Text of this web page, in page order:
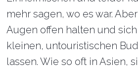
mehr sagen, wo es war.
Augen offen halten und
kleinen, untouristischen
lassen. Wie so oft in Asien,